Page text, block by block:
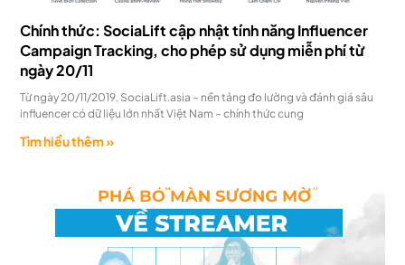
Chính thức: SociaLift cập nhật tính năng Influencer
Campaign Tracking, cho phép sử dụng miễn phí từ
ngày 20/11
Từ ngày 20/11/2019, SociaLift.asia – nền tảng đo lường và đánh giá sâu
influencer có dữ liệu lớn nhất Việt Nam – chính thức cung
Tìm hiểu thêm »